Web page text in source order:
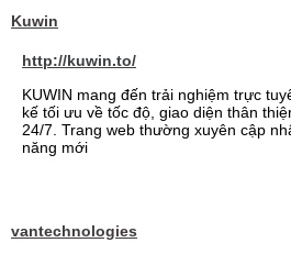
Kuwin
http://kuwin.to/
KUWIN mang đến trải nghiệm trực
kế tối ưu về tốc độ, giao diện thân
24/7. Trang web thường xuyên cập
năng mới
vantechnologies